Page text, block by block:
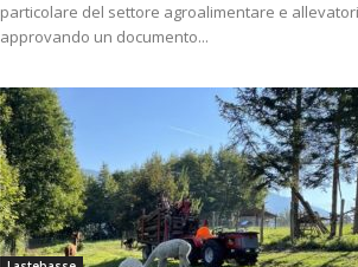
particolare del settore agroalimentare e
approvando un documento...